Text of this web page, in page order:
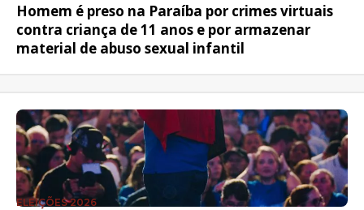
Homem é preso na Paraíba por crimes virtuais
contra criança de 11 anos e por armazenar
material de abuso sexual infantil
ELEIÇÕES 2026